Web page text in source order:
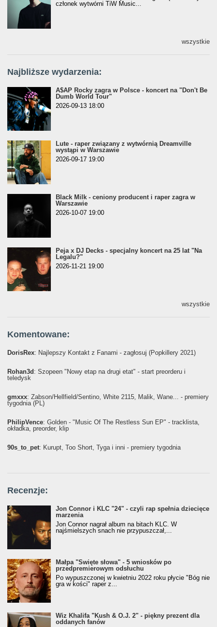
członek wytwórni TiW Music...
wszystkie
Najbliższe wydarzenia:
A$AP Rocky zagra w Polsce - koncert na "Don't Be
Dumb World Tour"
2026-09-13 18:00
Lute - raper związany z wytwórnią Dreamville
wystąpi w Warszawie
2026-09-17 19:00
Black Milk - ceniony producent i raper zagra w
Warszawie
2026-10-07 19:00
Peja x DJ Decks - specjalny koncert na 25 lat "Na
Legalu?"
2026-11-21 19:00
wszystkie
Komentowane:
DorisRex: Najlepszy Kontakt z Fanami - zagłosuj (Popkillery 2021)
Rohan3d : Szopeen "Nowy etap na drugi etat" - start preorderu i
teledysk
gmxxx: Żabson/Hellfield/Sentino, White 2115, Malik, Wane... - premiery
tygodnia (PL)
PhilipVence: Golden - "Music Of The Restless Sun EP" - tracklista,
okładka, preorder, klip
90s_to_pet: Kurupt, Too Short, Tyga i inni - premiery tygodnia
Recenzje:
Jon Connor i KLC "24" - czyli rap spełnia dziecięce
marzenia
Jon Connor nagrał album na bitach KLC. W
najśmielszych snach nie przypuszczał,...
Małpa "Święte słowa" - 5 wniosków po
przedpremierowym odsłuchu
Po wypuszczonej w kwietniu 2022 roku płycie "Bóg nie
gra w kości" raper z...
Wiz Khalifa "Kush & O.J. 2" - piękny prezent dla
oddanych fanów